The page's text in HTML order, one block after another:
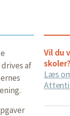
af
Vil du
skoler?
Læs